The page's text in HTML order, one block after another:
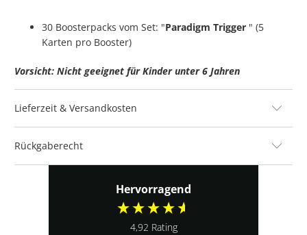
30 Boosterpacks vom Set: "Paradigm Trigger " (5
Karten pro Booster)
Vorsicht: Nicht geeignet für Kinder unter 6 Jahren
Lieferzeit & Versandkosten
Rückgaberecht
Hervorragend
4,92 Rating